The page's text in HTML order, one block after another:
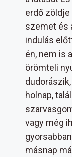
erdő
szemet és
indulás
én, nem is
örömteli
holnap,
vagy még
másnap